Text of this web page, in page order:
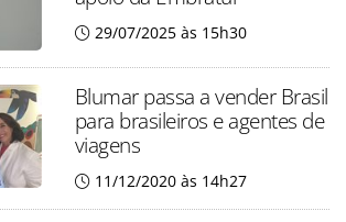
29/07/2025 às 15h30
Blumar passa a vender Brasil
para brasileiros e agentes de
viagens
11/12/2020 às 14h27